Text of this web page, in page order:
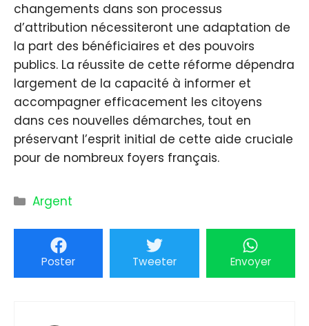
changements dans son processus
d’attribution nécessiteront une adaptation de
la part des bénéficiaires et des pouvoirs
publics. La réussite de cette réforme dépendra
largement de la capacité à informer et
accompagner efficacement les citoyens
dans ces nouvelles démarches, tout en
préservant l’esprit initial de cette aide cruciale
pour de nombreux foyers français.
Catégories
Argent
Poster Tweeter Envoyer